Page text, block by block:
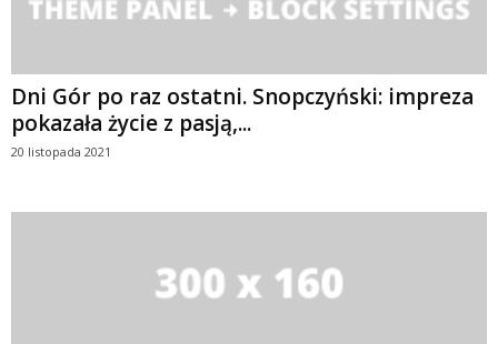
Dni Gór po raz ostatni. Snopczyński: impreza
pokazała życie z pasją,...
20 listopada 2021